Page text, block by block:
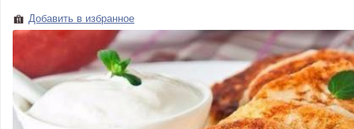
Добавить в избранное